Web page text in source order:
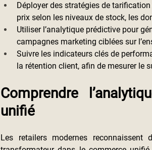
Déployer des stratégies de
prix selon les niveaux de stock, les
Utiliser l’analytique prédictive pour
campagnes marketing ciblées sur
Suivre les indicateurs clés de
la rétention client, afin de mesurer le
Comprendre
unifié
Les retailers modernes reconnaissent